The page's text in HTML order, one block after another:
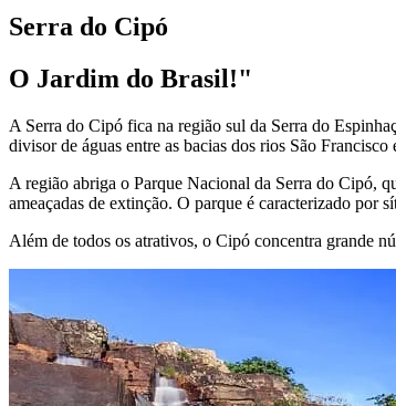
Serra do Cipó
O Jardim do Brasil!"
A Serra do Cipó fica na região sul da Serra do
divisor de águas entre as bacias dos rios São Francisco
A região abriga o Parque Nacional da Serra do Cipó,
ameaçadas de extinção. O parque é caracterizado por
Além de todos os atrativos, o Cipó concentra grande